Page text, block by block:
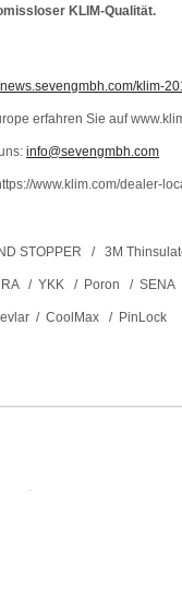
KLIM-Qualität.
news.sevengmbh.com/klim-
erfahren Sie auf
info@sevengmbh.com
www.klim.com/dealer-
STOPPER / 3M
/ YKK / Poron / SENA
/ CoolMax / PinLock